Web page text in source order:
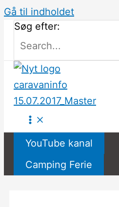
Gå til indholdet
Søg efter:
YouTube kanal
Camping Ferie